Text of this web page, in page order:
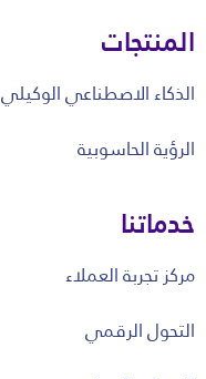
المنتجات
الذكاء الاصطناعي الوكيلي
الرؤية الحاسوبية
خدماتنا
مركز تجربة العملاء
التحول الرقمي